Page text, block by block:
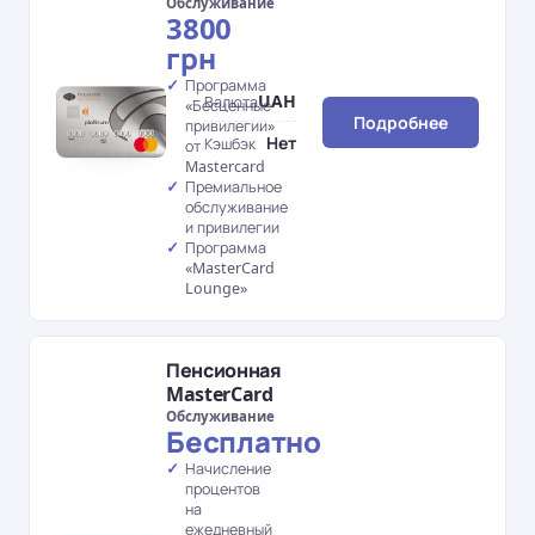
3800
грн
Программа
«Бесценные
привилегии»
от
Mastercard
Премиальное
обслуживание
и привилегии
Программа
«MasterCard
Lounge»
ВалютаUAH
Кэшбэк Нет
Подробнее
Пенсионная
MasterCard
Обслуживание
Бесплатно
Начисление
процентов
на
ежедневный